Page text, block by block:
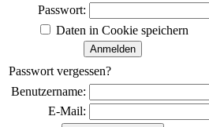
Passwort:
Daten in Cookie speichern
Passwort vergessen?
Benutzername:
E-Mail: